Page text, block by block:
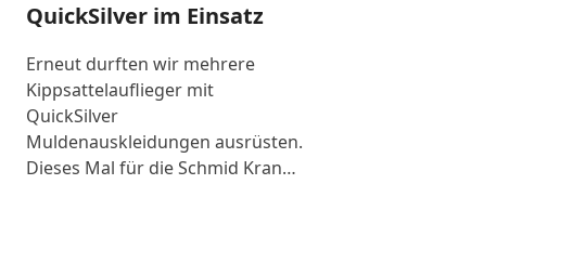
QuickSilver im Einsatz
Erneut durften wir mehrere
Kippsattelauflieger mit
QuickSilver
Muldenauskleidungen ausrüsten.
Dieses Mal für die Schmid Kran…